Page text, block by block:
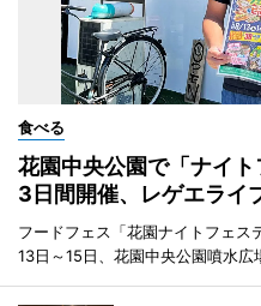
食べる
花園中央公園で「ナイ
3日間開催、レゲエライ
フードフェス「花園ナイトフェ
13日～15日、花園中央公園噴水広